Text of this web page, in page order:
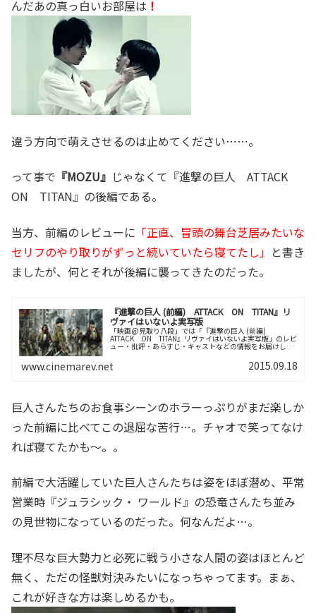
んだあの真っ白いお部屋は ！
違う方向で萌えさせるのは止めてください……。
って事で 『MOZU』 じゃなくて『進撃の巨人 ATTACK
ON TITAN』の後編である。
当方、前編のレビューに 「正直、冒頭の舞台芝居みたいな
セリフのやり取りがずっと続いていたら寝てたし」 と書き
ましたが、何とそれが後編に襲ってきたのだった。
『進撃の巨人 (前編) ATTACK ON TITAN』リ
ヴァイはいないよ実写版
「映画@見取り八段」では「『進撃の巨人 (前編)
ATTACK ON TITAN』リヴァイはいないよ実写版」のレビ
ュー・批評・あらすじ・キャストなどの情報をお届けして
います。劇場上映中作品のネタバレ感想は別枠で表記。
www.cinemarev.net 2015.09.18
巨人さんたちのお食事シーンのホラーっぷりがまだ楽しか
った前編に比べてこの退屈な苦行…。チャオで笑ってなけ
れば寝てたかも～。。
前編で大活躍していた巨人さんたちは姿をほぼ潜め、平常
営業時『ジュラシック・ ワールド』の恐竜さんたち並み
の見世物になっているのだった。何なんだよ…。
理不尽な巨大勢力と必死に戦う小さな人間の姿はほとんど
無く、ただの怪獣対決みたいになっちゃってます。まぁ、
これが好きな方は楽しめるかも。